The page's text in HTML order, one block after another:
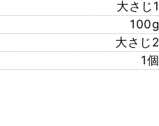
大さじ1
100g
大さじ2
1個